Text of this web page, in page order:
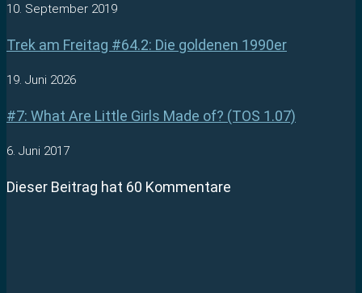
10. September 2019
Trek am Freitag #64.2: Die goldenen 1990er
19. Juni 2026
#7: What Are Little Girls Made of? (TOS 1.07)
6. Juni 2017
Dieser Beitrag hat 60 Kommentare